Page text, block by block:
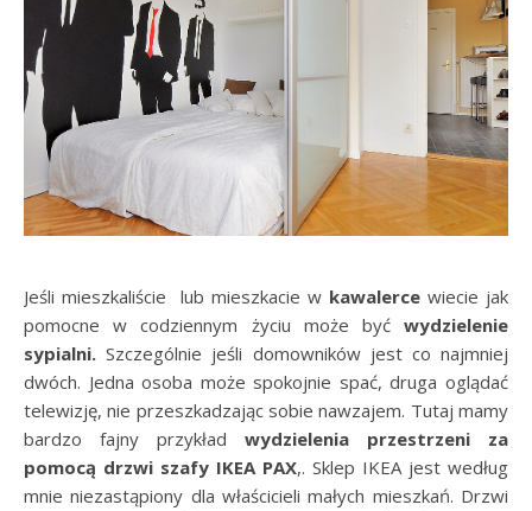
Jeśli mieszkaliście lub mieszkacie w kawalerce wiecie jak
pomocne w codziennym życiu może być wydzielenie
sypialni.Szczególnie jeśli domowników jest co najmniej
dwóch. Jedna osoba może spokojnie spać, druga oglądać
telewizję, nie przeszkadzając sobie nawzajem. Tutaj mamy
bardzo fajny przykład wydzielenia przestrzeni za
pomocą drzwi szafy IKEA PAX,. Sklep IKEA jest według
mnie niezastąpiony dla właścicieli małych mieszkań. Drzwi